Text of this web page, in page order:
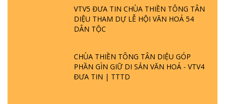
VTV5 ĐƯA TIN CHÙA THIỀN TÔNG TÂN
DIỆU THAM DỰ LỄ HỘI VĂN HOÁ 54
DÂN TỘC
CHÙA THIỀN TÔNG TÂN DIỆU GÓP
PHẦN GÌN GIỮ DI SẢN VĂN HOÁ - VTV4
ĐƯA TIN | TTTD